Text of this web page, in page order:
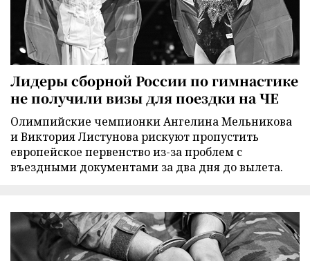
Лидеры сборной России по гимнастике
не получили визы для поездки на ЧЕ
Олимпийские чемпионки Ангелина Мельникова
и Виктория Листунова рискуют пропустить
европейское первенство из-за проблем с
въездными документами за два дня до вылета.